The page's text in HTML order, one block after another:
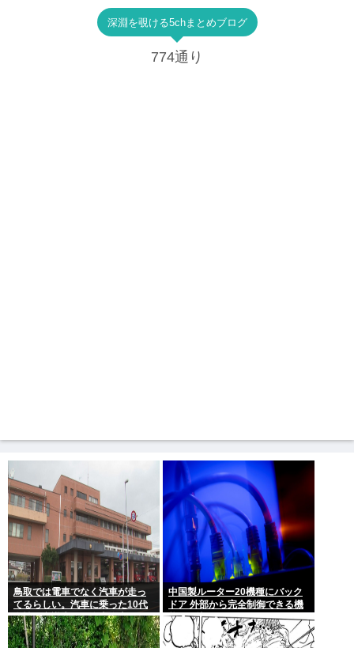
深淵を覗ける5chまとめブログ
774通り
鳥取では電車でなく汽車が走っ
てるらしい。汽車に乗った10代
女性が意識失う。汽車汽車ぽっ
ぽぽっぽ
中国製ルーター20機種にバック
ドア 外部から完全制御できる機
能が仕込まれていた